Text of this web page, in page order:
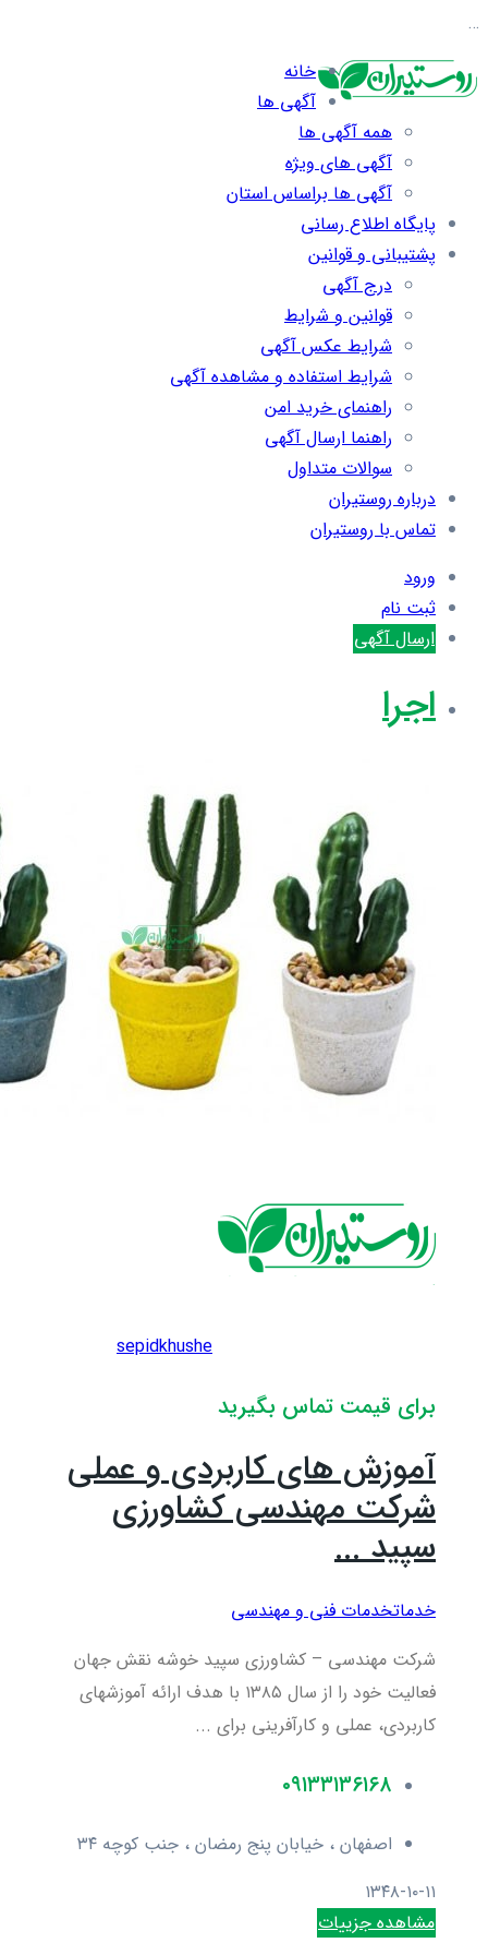
…
خانه
آگهی ها
همه آگهی ها
آگهی های ویژه
آگهی ها براساس استان
پایگاه اطلاع رسانی
پشتیبانی و قوانین
درج آگهی
قوانین و شرایط
شرایط عکس آگهی
شرایط استفاده و مشاهده آگهی
راهنمای خرید امن
راهنما ارسال آگهی
سوالات متداول
درباره روستیران
تماس با روستیران
ورود
ثبت نام
ارسال آگهی
اجرا
sepidkhushe
برای قیمت تماس بگیرید
آموزش های کاربردی و عملی
شرکت مهندسی کشاورزی
سپید ...
خدماتخدمات فنی و مهندسی
شرکت مهندسی – کشاورزی سپید خوشه نقش جهان
فعالیت خود را از سال ۱۳۸۵ با هدف ارائه آموزشهای
کاربردی، عملی و کارآفرینی برای ...
۰۹۱۳۳۱۳۶۱۶۸
اصفهان ، خیابان پنج رمضان ، جنب کوچه ۳۴
۱۳۴۸-۱۰-۱۱
مشاهده جزییات